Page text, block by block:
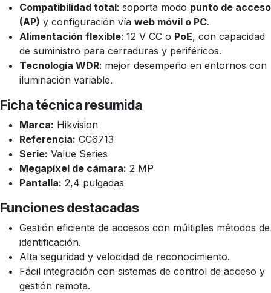
Compatibilidad total: soporta modo punto de acceso
(AP) y configuración vía web móvil o PC.
Alimentación flexible: 12 V CC o PoE, con capacidad
de suministro para cerraduras y periféricos.
Tecnología WDR: mejor desempeño en entornos con
iluminación variable.
Ficha técnica resumida
Marca: Hikvision
Referencia: CC6713
Serie: Value Series
Megapíxel de cámara: 2 MP
Pantalla: 2,4 pulgadas
Funciones destacadas
Gestión eficiente de accesos con múltiples métodos de
identificación.
Alta seguridad y velocidad de reconocimiento.
Fácil integración con sistemas de control de acceso y
gestión remota.